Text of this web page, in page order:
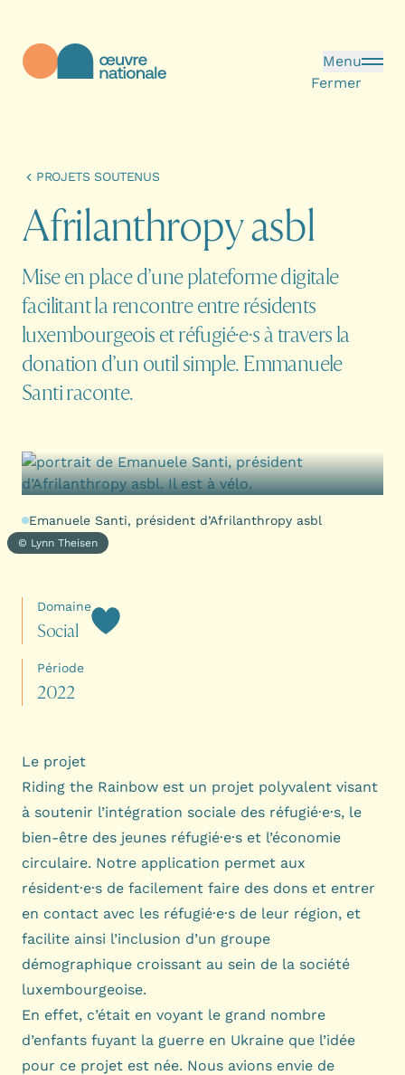
Menu
Fermer
PROJETS SOUTENUS
Afrilanthropyasbl
Mise en place d’une plateforme digitale
facilitant la rencontre entre résidents
luxembourgeois et réfugié·e·s à travers la
donation d’un outil simple. Emmanuele
Santi raconte.
Emanuele Santi, président d’Afrilanthropy asbl
© Lynn Theisen
Domaine
Social
Période
2022
Le projet
Riding the Rainbow est un projet polyvalent visant
à soutenir l’intégration sociale des réfugié·e·s, le
bien-être des jeunes réfugié·e·s et l’économie
circulaire. Notre application permet aux
résident·e·s de facilement faire des dons et entrer
en contact avec les réfugié·e·s de leur région, et
facilite ainsi l’inclusion d’un groupe
démographique croissant au sein de la société
luxembourgeoise.
En effet, c’était en voyant le grand nombre
d’enfants fuyant la guerre en Ukraine que l’idée
pour ce projet est née. Nous avions envie de